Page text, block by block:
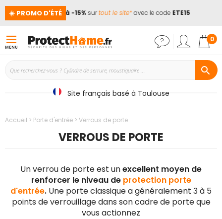
☀️ PROMO D'ÉTÉ
📢Jusqu'à -15%surtout le site*avec le codeETE15
MENU
0
Site français basé à Toulouse
Accueil Porte d'entrée Verrous de porte
VERROUS DE PORTE
Un verrou de porte est unexcellent moyen de
renforcer le niveau de protection porte
d'entrée. Une porte classique a généralement 3 à 5
points de verrouillage dans son cadre de porte que
vous actionnez